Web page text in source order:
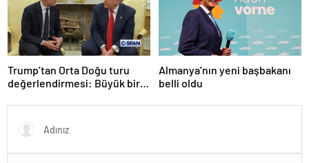
Trump’tan Orta Doğu turu
değerlendirmesi: Büyük bir
Almanya’nın yeni başbakanı
belli oldu